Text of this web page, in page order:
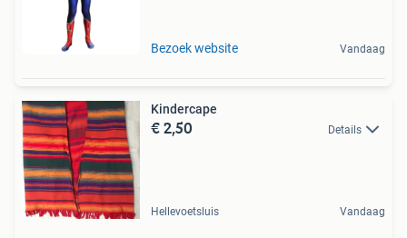
Bezoek website Vandaag
Kindercape
€ 2,50 Details
Hellevoetsluis Vandaag